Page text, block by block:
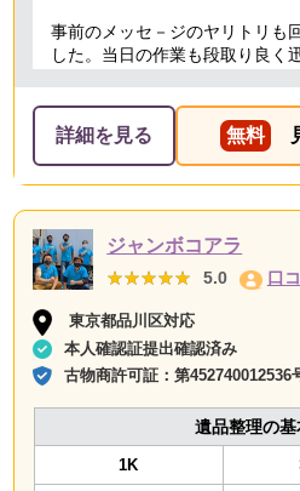
事前のメッセ－ジのヤリトリも
した。当日の作業も段取り良く
業とも全体的に好感がもて、今
したくなるような感想です。
詳細を見る 無料
ジャンボコアラ
★★★★★
★★★★★ 5.0 口
東京都品川区対応
本人確認証提出確認済み
古物商許可証：第452740012536
遺品整理の
1K